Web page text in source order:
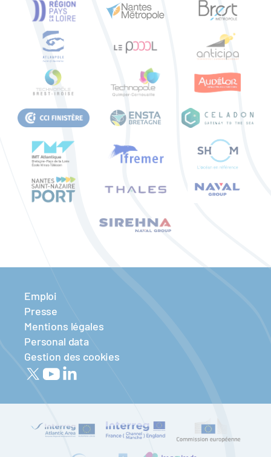
Emploi
Presse
Mentions légales
Personal data
Gestion des cookies